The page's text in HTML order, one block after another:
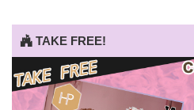
TAKE FREE!